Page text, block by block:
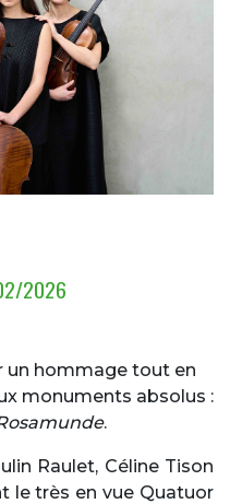
2026
un hommage tout en
monuments absolus :
.
Raulet, Céline Tison
le très en vue Quatuor